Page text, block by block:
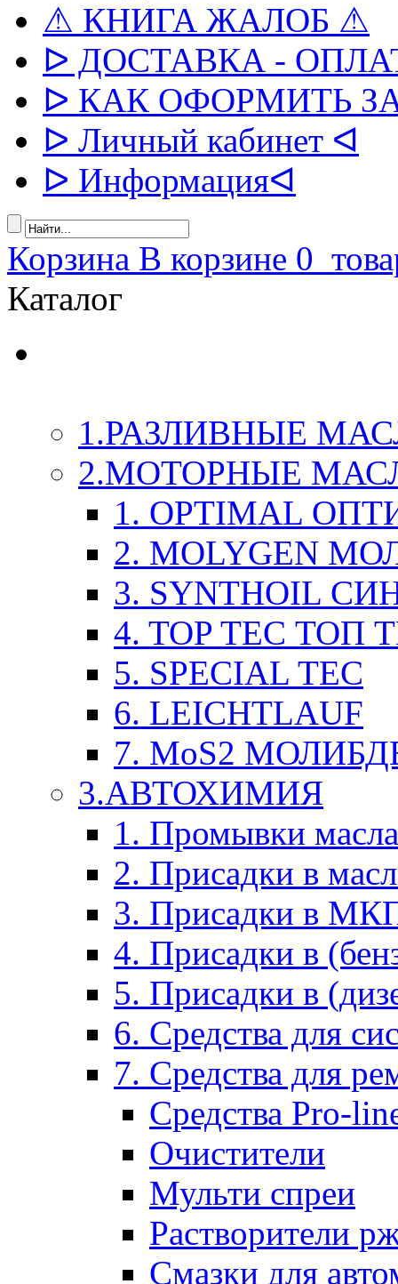
⚠ КНИГА ЖАЛОБ ⚠
ᐅ ДОСТАВКА -
ᐅ КАК ОФОРМИТЬ
ᐅ Личный кабинет ᐊ
ᐅ Информацияᐊ
Корзина В корзине 0
Каталог
1.РАЗЛИВНЫЕ
2.МОТОРНЫЕ
1. OPTIMAL
2. MOLYGEN
3. SYNTHOIL
4. TOP TEC ТОП
5. SPECIAL TEC
6. LEICHTLAUF
7. MoS2
3.АВТОХИМИЯ
1. Промывки масла
2. Присадки в
3. Присадки в
4. Присадки в
5. Присадки в
6. Средства для
7. Средства для
Средства Pro-
Очистители
Мульти спреи
Растворители
Смазки для